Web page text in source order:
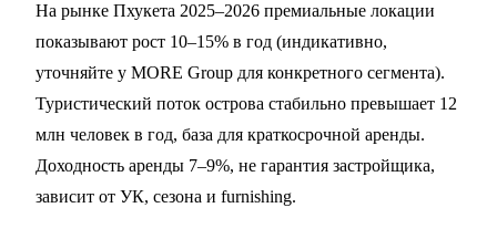
На рынке Пхукета 2025–2026 премиальные локации
показывают рост 10–15% в год (индикативно,
уточняйте у MORE Group для конкретного сегмента).
Туристический поток острова стабильно превышает 12
млн человек в год, база для краткосрочной аренды.
Доходность аренды 7–9%, не гарантия застройщика,
зависит от УК, сезона и furnishing.